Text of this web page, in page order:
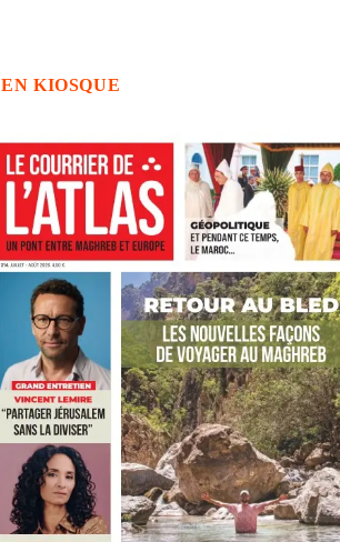
EN KIOSQUE